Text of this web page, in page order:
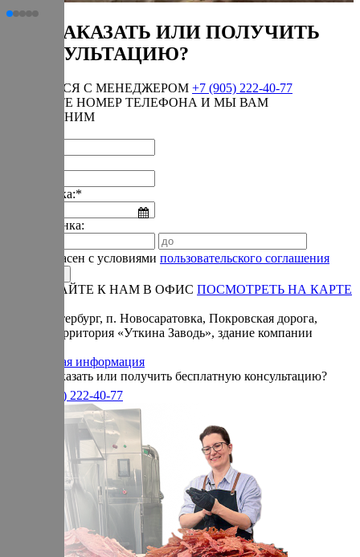
КАК ЗАКАЗАТЬ ИЛИ ПОЛУЧИТЬ
КОНСУЛЬТАЦИЮ?
СВЯЗАТЬСЯ С МЕНЕДЖЕРОМ +7 (905) 222-40-77
ОСТАВЬТЕ НОМЕР ТЕЛЕФОНА И МЫ ВАМ
ПЕРЕЗВОНИМ
Дата звонка:*
Время звонка:
Я согласен с условиями пользовательского соглашения
ПРИЕЗЖАЙТЕ К НАМ В ОФИС ПОСМОТРЕТЬ НА КАРТЕ
Санкт-Петербург, п. Новосаратовка, Покровская дорога,
частная территория «Уткина Заводь», здание компании
Справочная информация
Хотите заказать или получить бесплатную консультацию?
+7(905) 222-40-77